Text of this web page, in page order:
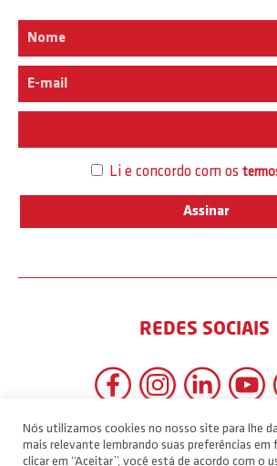
Li e concordo com os
REDES SOCIAIS
Nós utilizamos cookies no nosso site para lhe
mais relevante lembrando suas preferências
clicar em “Aceitar”, você está de acordo com o